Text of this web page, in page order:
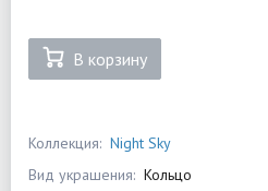
В корзину
Коллекция: Night Sky
Вид украшения: Кольцо